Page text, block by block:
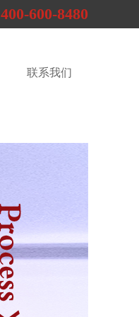
400-600-8480
联系我们